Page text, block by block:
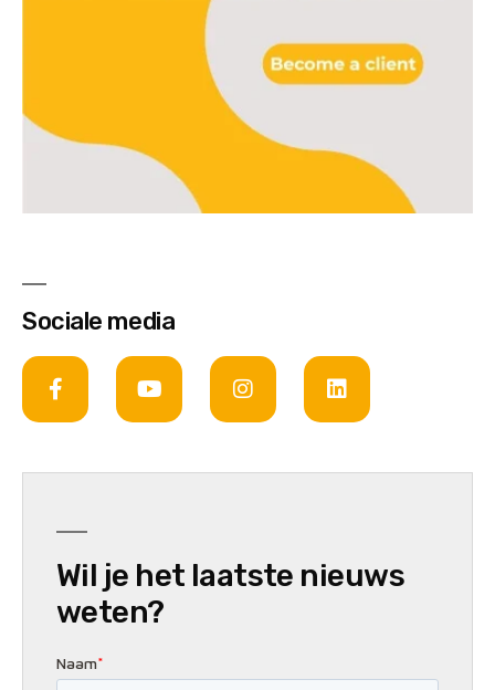
Sociale media
Wil je het laatste nieuws
weten?